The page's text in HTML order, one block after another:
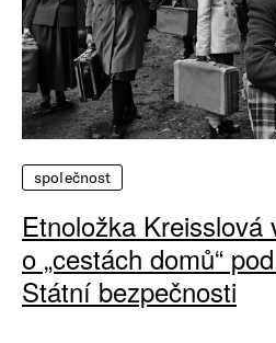
společnost
Etnoložka Kreisslová
o „cestách domů“
Státní bezpečnosti